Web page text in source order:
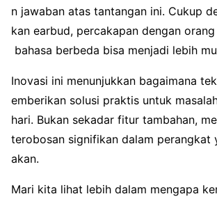
n jawaban atas tantangan ini. Cukup
kan earbud, percakapan dengan
bahasa berbeda bisa menjadi lebih
Inovasi ini menunjukkan bagaimana
emberikan solusi praktis untuk
hari. Bukan sekadar fitur tambahan,
terobosan signifikan dalam perangkat
akan.
Mari kita lihat lebih dalam mengapa